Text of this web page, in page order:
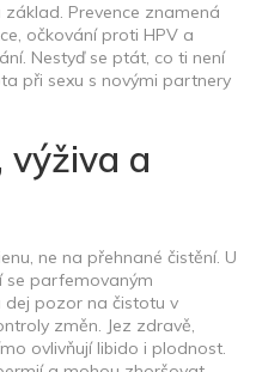
Prevence znamená
očkování proti HPV a
Nestyď se ptát, co ti není
při sexu s novými partnery
výživa a
ne na přehnané čistění. U
se parfemovaným
dej pozor na čistotu v
změn. Jez zdravě,
ovlivňují libido i plodnost.